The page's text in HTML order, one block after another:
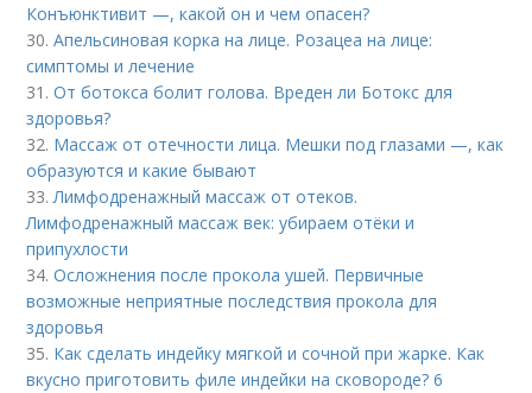
Конъюнктивит —, какой он и чем опасен?
30.Апельсиновая корка на лице. Розацеа на лице:
симптомы и лечение
31.От ботокса болит голова. Вреден ли Ботокс для
здоровья?
32. Массаж от отечности лица. Мешки под глазами —, как
образуются и какие бывают
33.Лимфодренажный массаж от отеков.
Лимфодренажный массаж век: убираем отёки и
припухлости
34.Осложнения после прокола ушей. Первичные
возможные неприятные последствия прокола для
здоровья
35. Как сделать индейку мягкой и сочной при жарке. Как
вкусно приготовить филе индейки на сковороде? 6